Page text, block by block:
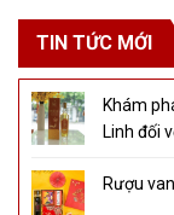
TIN TỨC MỚI
Khám
Linh đối
Rượu